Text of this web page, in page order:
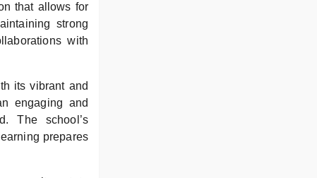
that allows for
strong
with
its vibrant and
engaging and
The school’s
prepares